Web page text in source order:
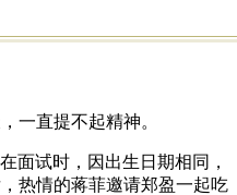
一直提不起精神。
面试时，因出生日期相同，
热情的蒋菲邀请郑盈一起吃